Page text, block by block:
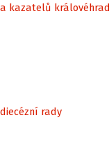
kazatelů
rady